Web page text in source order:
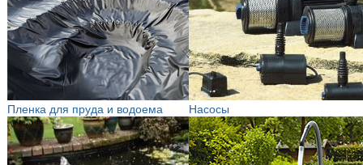
Пленка для пруда и водоема Насосы